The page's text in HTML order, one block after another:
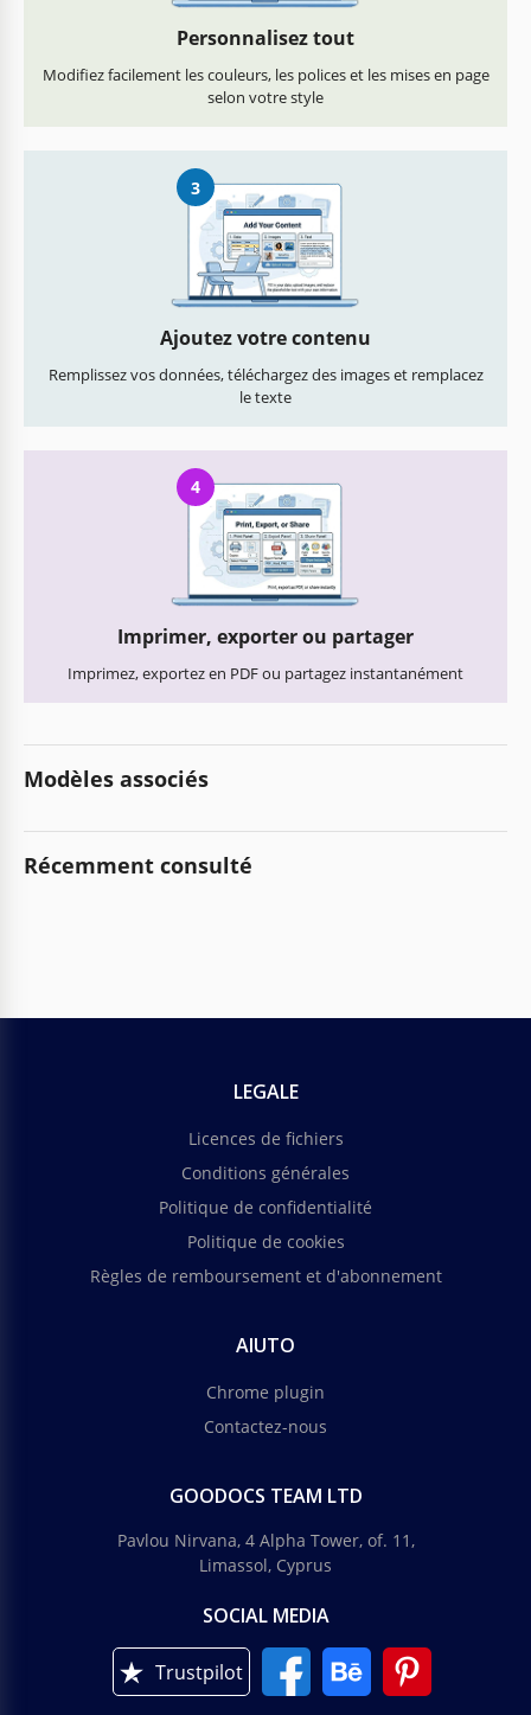
Personnalisez tout
Modifiez facilement les couleurs, les polices et les mises en page
selon votre style
3
Ajoutez votre contenu
Remplissez vos données, téléchargez des images et remplacez
le texte
4
Imprimer, exporter ou partager
Imprimez, exportez en PDF ou partagez instantanément
Modèles associés
Récemment consulté
LEGALE
Licences de fichiers
Conditions générales
Politique de confidentialité
Politique de cookies
Règles de remboursement et d'abonnement
AIUTO
Chrome plugin
Contactez-nous
GOODOCS TEAM LTD
Pavlou Nirvana, 4 Alpha Tower, of. 11,
Limassol, Cyprus
SOCIAL MEDIA
Trustpilot